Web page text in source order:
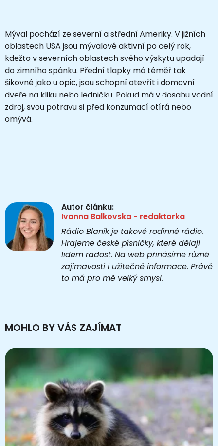
Mýval pochází ze severní a střední Ameriky. V jižních
oblastech USA jsou mývalové aktivní po celý rok,
kdežto v severních oblastech svého výskytu upadají
do zimního spánku. Přední tlapky má téměř tak
šikovné jako u opic, jsou schopní otevřít i domovní
dveře na kliku nebo ledničku. Pokud má v dosahu vodní
zdroj, svou potravu si před konzumací otírá nebo
omývá.
Autor článku:
Ivanna Balkovska - redaktorka
Rádio Blaník je takové rodinné rádio.
Hrajeme české písničky, které dělají
lidem radost. Na web přinášíme různé
zajímavosti i užitečné informace. Právě
to má pro mě velký smysl.
MOHLO BY VÁS ZAJÍMAT